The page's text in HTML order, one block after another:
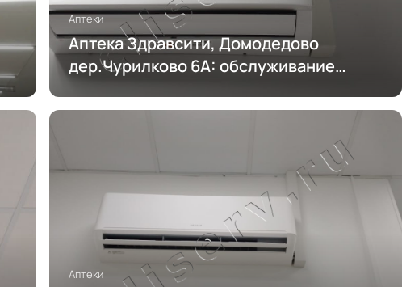
Аптеки
Аптека Здравсити, Домодедово
дер.Чурилково 6А: обслуживание
Аптеки